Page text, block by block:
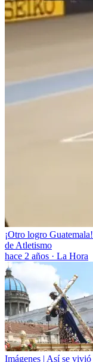
¡Otro logro
de Atletismo
hace 2 años · La Hora
Imágenes | Así se